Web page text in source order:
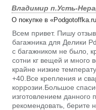
Владимир п.Усть-
О покупке в
Всем привет. Пишу
багажника для Делики
с багажником не было,
сотни кг вещей и много
крайне низкие
+40.Все крепления и
коррозии.Большое
изготовлением данного
рекомендовать, берите